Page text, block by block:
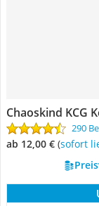
Chaoskind KCG
290
ab 12,00 € ( Sofort